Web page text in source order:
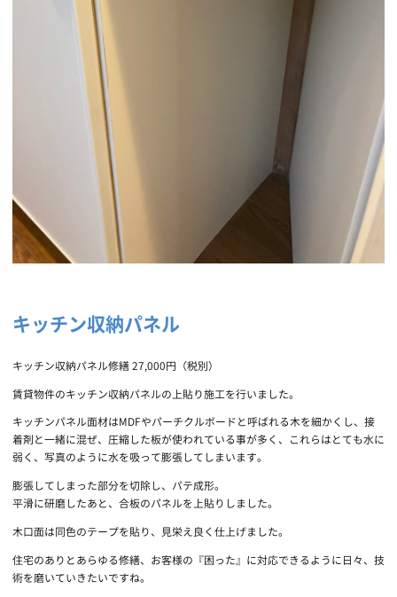
キッチン収納パネル
キッチン収納パネル修繕 27,000円（税別）
賃貸物件のキッチン収納パネルの上貼り施工を行いました。
キッチンパネル面材はMDFやパーチクルボードと呼ばれる木を細かくし、接
着剤と一緒に混ぜ、圧縮した板が使われている事が多く、これらはとても水に
弱く、写真のように水を吸って膨張してしまいます。
膨張してしまった部分を切除し、パテ成形。
平滑に研磨したあと、合板のパネルを上貼りしました。
木口面は同色のテープを貼り、見栄え良く仕上げました。
住宅のありとあらゆる修繕、お客様の『困った』に対応できるように日々、技
術を磨いていきたいですね。